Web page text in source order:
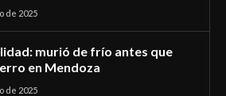
de 2025
murió de frío antes que
en Mendoza
de 2025